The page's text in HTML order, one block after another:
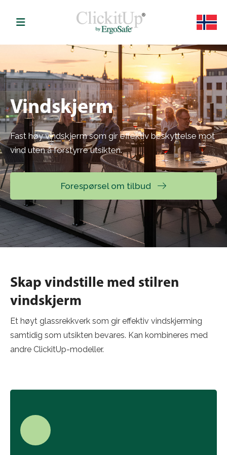
Vindskjerm
Fast høy vindskjerm som gir effektiv beskyttelse mot
vind uten å forstyrre utsikten.
Forespørsel om tilbud
Skap vindstille med stilren
vindskjerm
Et høyt glassrekkverk som gir effektiv vindskjerming
samtidig som utsikten bevares. Kan kombineres med
andre ClickitUp-modeller.